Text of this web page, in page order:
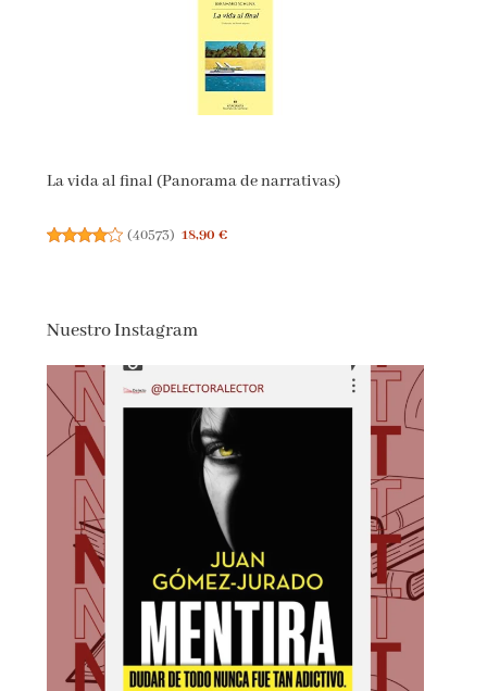
La vida al final (Panorama de narrativas)
(40573) 18,90 €
Nuestro Instagram